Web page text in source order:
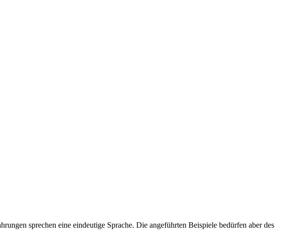
sprechen eine eindeutige Sprache. Die angeführten Beispiele bedürfen aber des